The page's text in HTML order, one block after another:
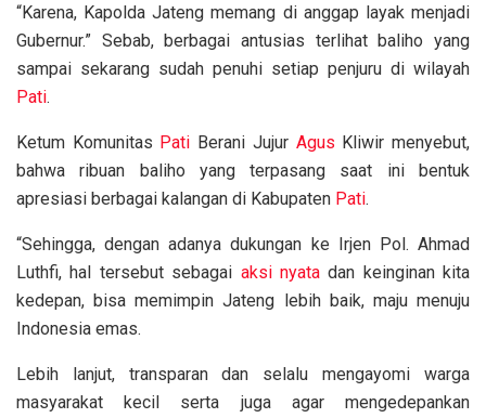
“Karena, Kapolda Jateng memang di anggap layak menjadi
Gubernur.” Sebab, berbagai antusias terlihat baliho yang
sampai sekarang sudah penuhi setiap penjuru di wilayah
Pati.
Ketum Komunitas Pati Berani Jujur Agus Kliwir menyebut,
bahwa ribuan baliho yang terpasang saat ini bentuk
apresiasi berbagai kalangan di Kabupaten Pati.
“Sehingga, dengan adanya dukungan ke Irjen Pol. Ahmad
Luthfi, hal tersebut sebagai aksi nyatadan keinginan kita
kedepan, bisa memimpin Jateng lebih baik, maju menuju
Indonesia emas.
Lebih lanjut, transparan dan selalu mengayomi warga
masyarakat kecil serta juga agar mengedepankan